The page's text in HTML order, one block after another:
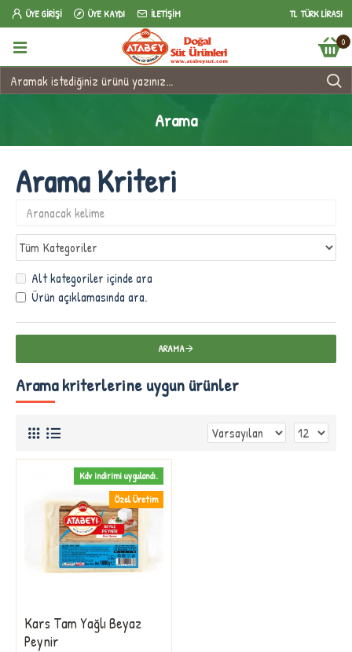
ÜYE GIRIŞI ÜYE KAYDI İLETIŞIM TL TÜRK LIRASI
0
Arama
Arama Kriteri
Alt kategoriler içinde ara
Ürün açıklamasında ara.
ARAMA
Arama kriterlerine uygun ürünler
Özel Üretim
Kdv indirimi uygulandı.
Kars Tam Yağlı Beyaz
Peynir